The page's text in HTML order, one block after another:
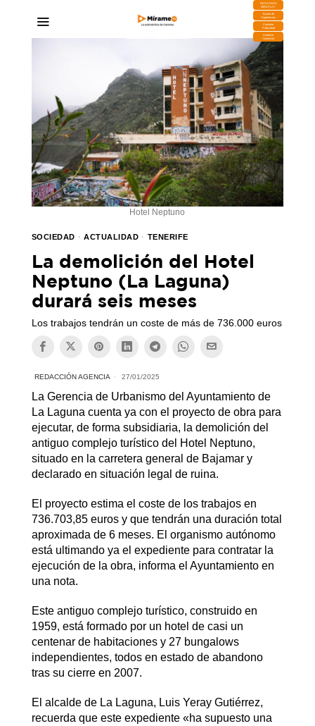
DESCARGA
MIRAPLAY
Buzón de
Sugerencias
Contratar
Publicidad
Contacto
Comercial
Hotel Neptuno
SOCIEDAD · ACTUALIDAD · TENERIFE
La demolición del Hotel
Neptuno (La Laguna)
durará seis meses
Los trabajos tendrán un coste de más de 736.000 euros
REDACCIÓN AGENCIA 27/01/2025
La Gerencia de Urbanismo del Ayuntamiento de
La Laguna cuenta ya con el proyecto de obra para
ejecutar, de forma subsidiaria, la demolición del
antiguo complejo turístico del Hotel Neptuno,
situado en la carretera general de Bajamar y
declarado en situación legal de ruina.
El proyecto estima el coste de los trabajos en
736.703,85 euros y que tendrán una duración total
aproximada de 6 meses. El organismo autónomo
está ultimando ya el expediente para contratar la
ejecución de la obra, informa el Ayuntamiento en
una nota.
Este antiguo complejo turístico, construido en
1959, está formado por un hotel de casi un
centenar de habitaciones y 27 bungalows
independientes, todos en estado de abandono
tras su cierre en 2007.
El alcalde de La Laguna, Luis Yeray Gutiérrez,
recuerda que este expediente «ha supuesto una